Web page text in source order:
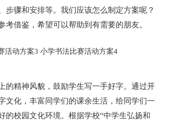
骤和安排等。我们应该怎么制定方案呢？
借鉴，希望可以帮助到有需要的朋友。
的精神风貌，鼓励学生写一手好字。通过开
文化，丰富同学们的课余生活，给同学们一
的校园文化环境。根据学校“中学生弘扬和
活动方案3 小学书法比赛活动方案4